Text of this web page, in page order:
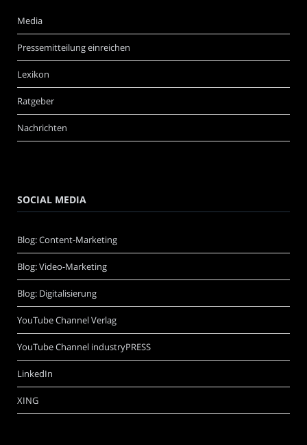
Media
Pressemitteilung einreichen
Lexikon
Ratgeber
Nachrichten
SOCIAL MEDIA
Blog: Content-Marketing
Blog: Video-Marketing
Blog: Digitalisierung
YouTube Channel Verlag
YouTube Channel industryPRESS
LinkedIn
XING